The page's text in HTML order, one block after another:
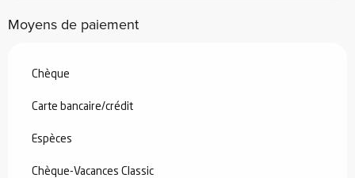
Moyens de paiement
Chèque
Carte bancaire/crédit
Espèces
Chèque-Vacances Classic